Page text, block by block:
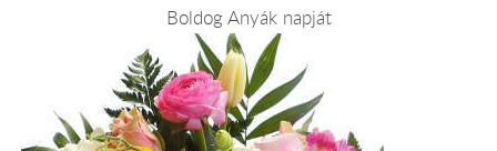
Boldog Anyák napját